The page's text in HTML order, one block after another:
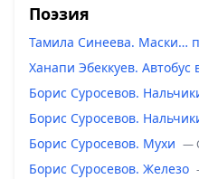
Поэзия
Тамила Синеева. Маски…
Ханапи Эбеккуев. Автобус
Борис Суросевов.
Борис Суросевов.
Борис Суросевов. Мухи —
Борис Суросевов. Железо